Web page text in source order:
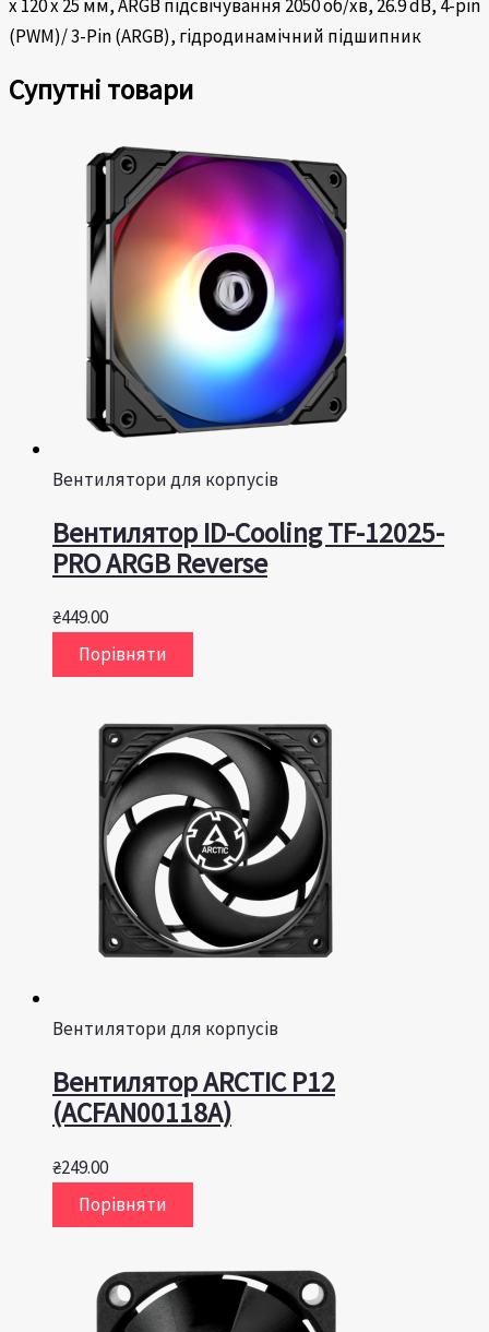
х 120 х 25 мм, ARGB підсвічування 2050 об/хв, 26.9 dB, 4-pin
(PWM)/ 3-Pin (ARGB), гідродинамічний підшипник
Супутні товари
Вентилятори для корпусів
Вентилятор ID-Cooling TF-12025-
PRO ARGB Reverse
₴449.00
Порівняти
Вентилятори для корпусів
Вентилятор ARCTIC P12
(ACFAN00118A)
₴249.00
Порівняти